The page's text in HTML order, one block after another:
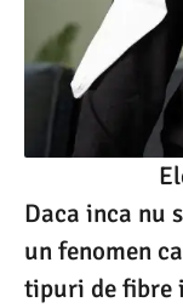
Daca inca nu
un fenomen
tipuri de fibre